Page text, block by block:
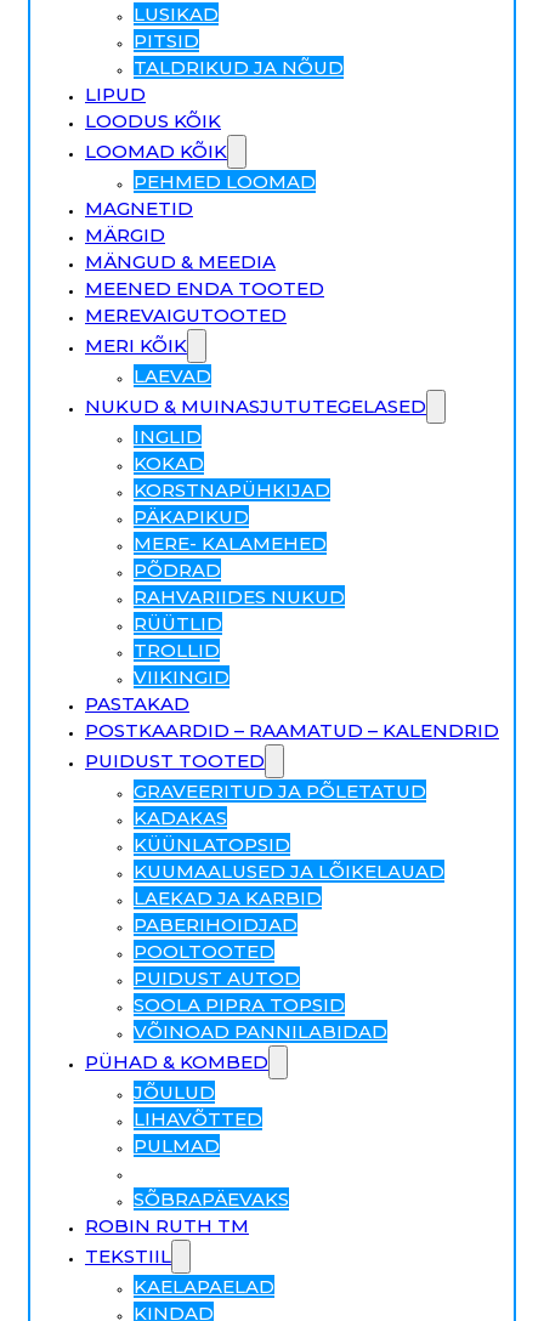
LUSIKAD
PITSID
TALDRIKUD JA NÕUD
LIPUD
LOODUS KÕIK
LOOMAD KÕIK
PEHMED LOOMAD
MAGNETID
MÄRGID
MÄNGUD & MEEDIA
MEENED ENDA TOOTED
MEREVAIGUTOOTED
MERI KÕIK
LAEVAD
NUKUD & MUINASJUTUTEGELASED
INGLID
KOKAD
KORSTNAPÜHKIJAD
PÄKAPIKUD
MERE- KALAMEHED
PÕDRAD
RAHVARIIDES NUKUD
RÜÜTLID
TROLLID
VIIKINGID
PASTAKAD
POSTKAARDID – RAAMATUD – KALENDRID
PUIDUST TOOTED
GRAVEERITUD JA PÕLETATUD
KADAKAS
KÜÜNLATOPSID
KUUMAALUSED JA LÕIKELAUAD
LAEKAD JA KARBID
PABERIHOIDJAD
POOLTOOTED
PUIDUST AUTOD
SOOLA PIPRA TOPSID
VÕINOAD PANNILABIDAD
PÜHAD & KOMBED
JÕULUD
LIHAVÕTTED
PULMAD
SÕBRAPÄEVAKS
ROBIN RUTH TM
TEKSTIIL
KAELAPAELAD
KINDAD